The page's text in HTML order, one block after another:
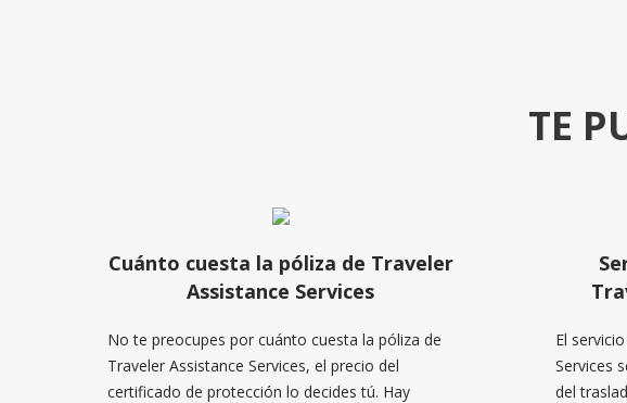
TE
Cuánto cuesta la póliza de Traveler
Assistance Services
No te preocupes por cuánto cuesta la póliza de
Traveler Assistance Services, el precio del
certificado de protección lo decides tú. Hay
El
Services
del